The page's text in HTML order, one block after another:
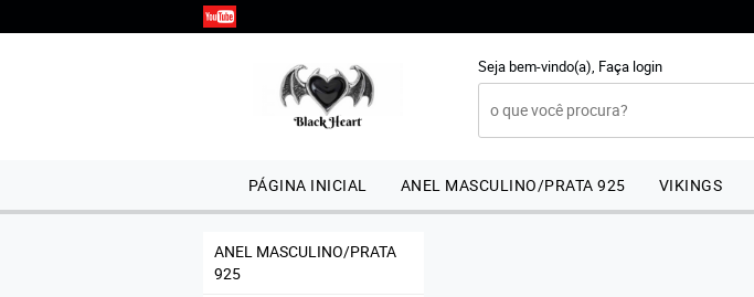
Seja bem-vindo(a), Faça login
PÁGINA INICIAL ANEL MASCULINO/PRATA 925 VIKINGS
ANEL MASCULINO/PRATA
925